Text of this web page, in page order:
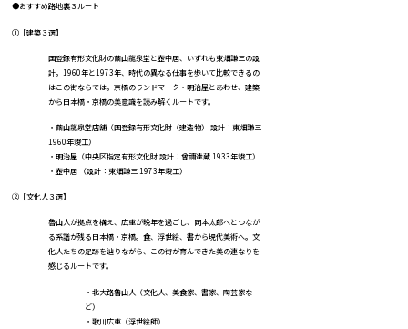
●おすすめ路地裏３ルート
①【建築３選】
国登録有形文化財の繭山龍泉堂と壺中居、いずれも東畑謙三の設
計。1960年と1973年、時代の異なる仕事を歩いて比較できるの
はこの街ならでは。京橋のランドマーク・明治屋とあわせ、建築
から日本橋・京橋の美意識を読み解くルートです。
・繭山龍泉堂店舗（国登録有形文化財（建造物） 設計：東畑謙三
1960年竣工）
・明治屋（中央区指定有形文化財 設計：曾禰達蔵 1933年竣工）
・壺中居 （設計：東畑謙三 1973年竣工）
②【文化人３選】
魯山人が拠点を構え、広重が晩年を過ごし、岡本太郎へとつなが
る系譜が残る日本橋・京橋。食、浮世絵、書から現代美術へ。文
化人たちの足跡を辿りながら、この街が育んできた美の連なりを
感じるルートです。
・北大路魯山人（文化人、美食家、書家、陶芸家な
ど）
・歌川広重（浮世絵師）